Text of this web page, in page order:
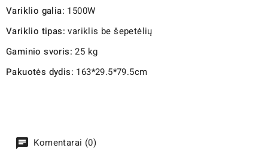
Variklio galia: 1500W
Variklio tipas: variklis be šepetėlių
Gaminio svoris: 25 kg
Pakuotės dydis: 163*29.5*79.5cm
Komentarai (0)